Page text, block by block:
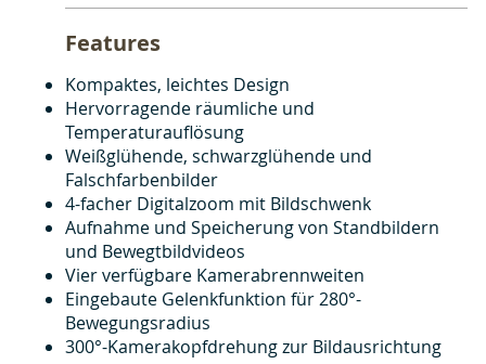
Features
Kompaktes, leichtes Design
Hervorragende räumliche und
Temperaturauflösung
Weißglühende, schwarzglühende und
Falschfarbenbilder
4-facher Digitalzoom mit Bildschwenk
Aufnahme und Speicherung von Standbildern
und Bewegtbildvideos
Vier verfügbare Kamerabrennweiten
Eingebaute Gelenkfunktion für 280°-
Bewegungsradius
300°-Kamerakopfdrehung zur Bildausrichtung